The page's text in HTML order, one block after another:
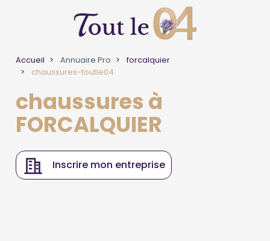
Accueil Annuaire Pro
forcalquier
chaussures-toutle04
chaussures à
FORCALQUIER
Inscrire mon entreprise